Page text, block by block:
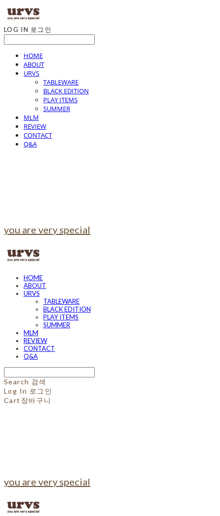
LOG IN 로그인
HOME
ABOUT
URVS
TABLEWARE
BLACK EDITION
PLAY ITEMS
SUMMER
MLM
REVIEW
CONTACT
Q&A
you are very special
HOME
ABOUT
URVS
TABLEWARE
BLACK EDITION
PLAY ITEMS
SUMMER
MLM
REVIEW
CONTACT
Q&A
Search 검색
Log In 로그인
Cart 장바구니
you are very special